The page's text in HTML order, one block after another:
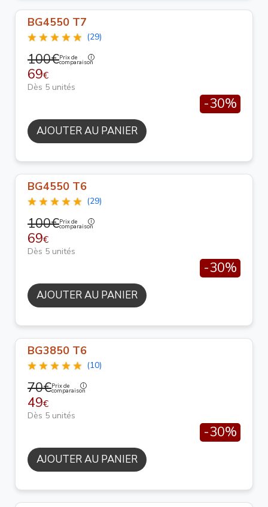
BG4550 T7
(29)
100€Prix de
comparaison
69€
Dès 5 unités
-30%
AJOUTER AU PANIER
BG4550 T6
(29)
100€Prix de
comparaison
69€
Dès 5 unités
-30%
AJOUTER AU PANIER
BG3850 T6
(10)
70€Prix de
comparaison
49€
Dès 5 unités
-30%
AJOUTER AU PANIER